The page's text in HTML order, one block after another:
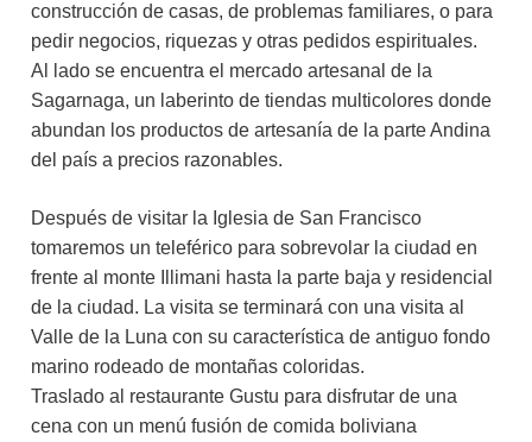
construcción de casas, de problemas familiares, o para
pedir negocios, riquezas y otras pedidos espirituales.
Al lado se encuentra el mercado artesanal de la
Sagarnaga, un laberinto de tiendas multicolores donde
abundan los productos de artesanía de la parte Andina
del país a precios razonables.
Después de visitar la Iglesia de San Francisco
tomaremos un teleférico para sobrevolar la ciudad en
frente al monte Illimani hasta la parte baja y residencial
de la ciudad. La visita se terminará con una visita al
Valle de la Luna con su característica de antiguo fondo
marino rodeado de montañas coloridas.
Traslado al restaurante Gustu para disfrutar de una
cena con un menú fusión de comida boliviana